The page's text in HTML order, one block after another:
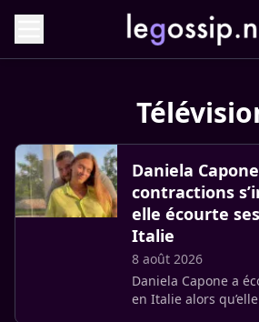
Daniela
contractions
elle écourte
Italie
8 août 2026
Daniela Capone a
en Italie alors